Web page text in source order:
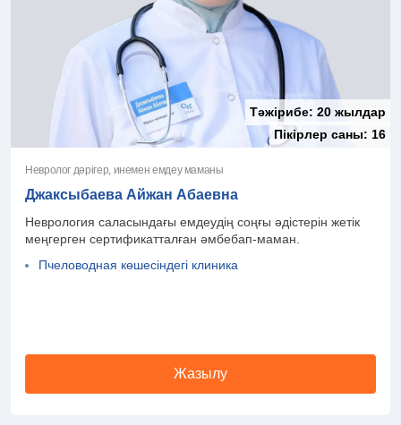
Тәжірибе: 20 жылдар
Пікірлер саны: 16
Невролог дәрігер, инемен емдеу маманы
Джаксыбаева Айжан Абаевна
Неврология саласындағы емдеудің соңғы әдістерін жетік
меңгерген сертификатталған әмбебап-маман.
Пчеловодная көшесіндегі клиника
Жазылу